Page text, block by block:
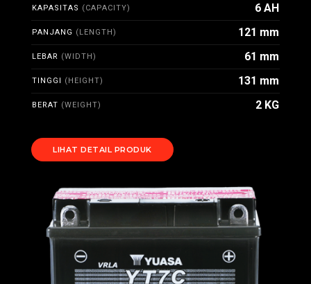
KAPASITAS (CAPACITY) 6 AH
PANJANG (LENGTH) 121 mm
LEBAR (WIDTH) 61 mm
TINGGI (HEIGHT) 131 mm
BERAT (WEIGHT) 2 KG
LIHAT DETAIL PRODUK